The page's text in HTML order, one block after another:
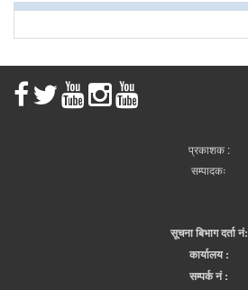
प्रकाशक :
सम्पादकः
सूचना बिभाग दर्ता नं:
कार्यालय :
सम्पर्क नं :